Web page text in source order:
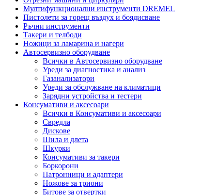
Мултифункционални инструменти DREMEL
Пистолети за горещ въздух и боядисване
Ръчни инструменти
Такери и телбоди
Ножици за ламарина и нагери
Автосервизно оборудване
Всички в Автосервизно оборудване
Уреди за диагностика и анализ
Газанализатори
Уреди за обслужване на климатици
Зарядни устройства и тестери
Консумативи и аксесоари
Всички в Консумативи и аксесоари
Свредла
Дискове
Шила и длета
Шкурки
Консумативи за такери
Боркорони
Патронници и адаптери
Ножове за триони
Битове за отвертки